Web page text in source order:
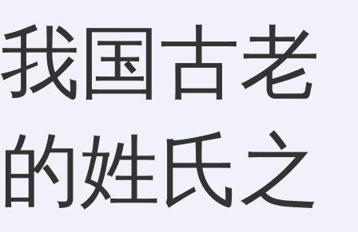
我国古老
的姓氏之